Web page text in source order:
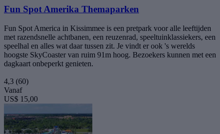
Fun Spot Amerika Themaparken
Fun Spot America in Kissimmee is een pretpark voor alle leeftijden
met razendsnelle achtbanen, een reuzenrad, speeltuinklassiekers, een
speelhal en alles wat daar tussen zit. Je vindt er ook 's werelds
hoogste SkyCoaster van ruim 91m hoog. Bezoekers kunnen met een
dagkaart onbeperkt genieten.
4,3 (60)
Vanaf
US$ 15,00